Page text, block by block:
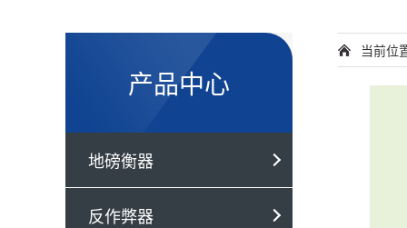
产品中心
地磅衡器
反作弊器
当前位